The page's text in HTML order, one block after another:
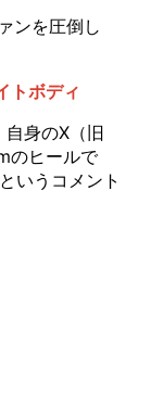
ンを圧倒し
トボディ
身のX（旧
のヒールで
いうコメント